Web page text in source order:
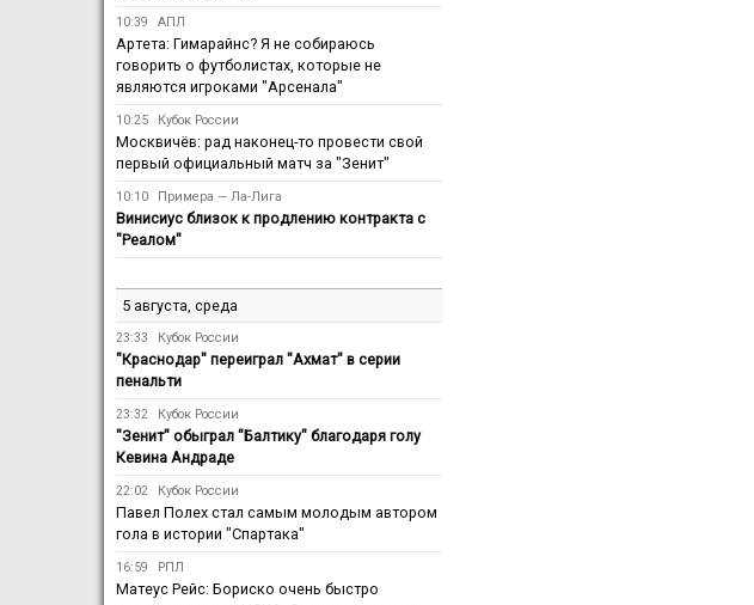
10:39 АПЛ
Артета: Гимарайнс? Я не собираюсь
говорить о футболистах, которые не
являются игроками "Арсенала"
10:25 Кубок России
Москвичёв: рад наконец-то провести свой
первый официальный матч за "Зенит"
10:10 Примера — Ла-Лига
Винисиус близок к продлению контракта с
"Реалом"
5 августа, среда
23:33 Кубок России
"Краснодар" переиграл "Ахмат" в серии
пенальти
23:32 Кубок России
"Зенит" обыграл "Балтику" благодаря голу
Кевина Андраде
22:02 Кубок России
Павел Полех стал самым молодым автором
гола в истории "Спартака"
16:59 РПЛ
Матеус Рейс: Бориско очень быстро